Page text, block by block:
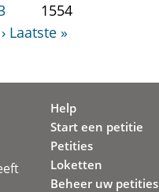
1554
Laatste »
Help
Start een petitie
Petities
Loketten
Beheer uw petities